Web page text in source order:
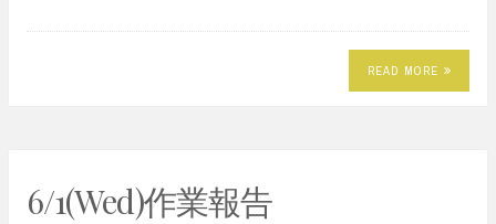
READ MORE
6/1(Wed)作業報告